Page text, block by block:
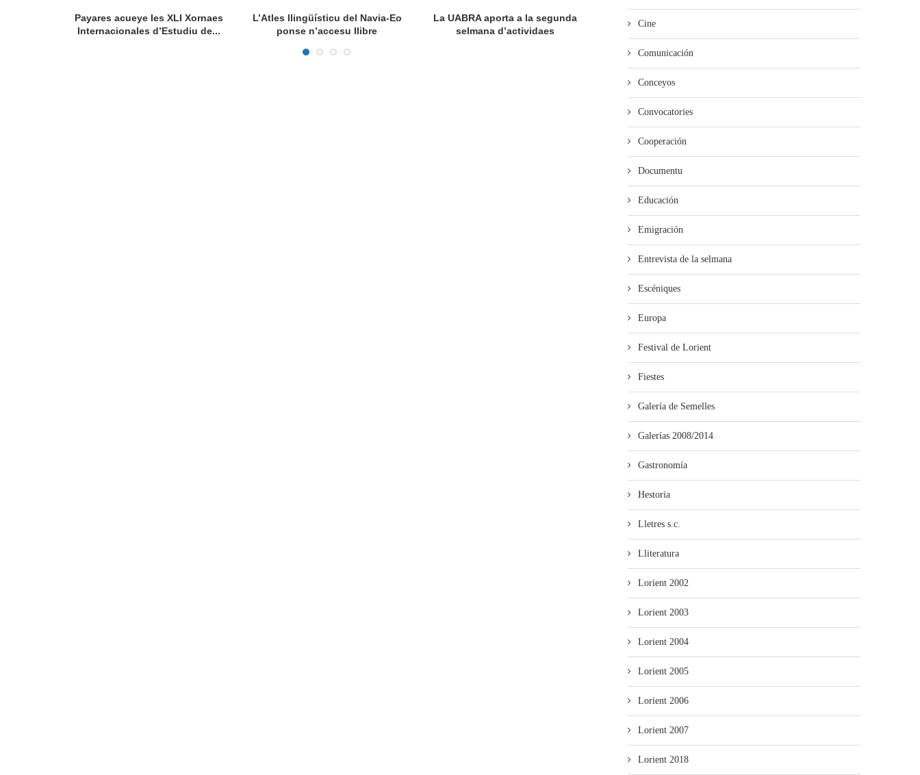
Payares acueye les XLI Xornaes
Internacionales d’Estudiu de...
L’Atles llingüísticu del Navia-Eo
ponse n’accesu llibre
La UABRA aporta a la segunda
selmana d’actividaes
Mieres pon en marcha’l programa
Cine
Comunicación
Conceyos
Convocatories
Cooperación
Documentu
Educación
Emigración
Entrevista de la selmana
Escéniques
Europa
Festival de Lorient
Fiestes
Galería de Semelles
Galerías 2008/2014
Gastronomía
Hestoria
Lletres s.c.
Lliteratura
Lorient 2002
Lorient 2003
Lorient 2004
Lorient 2005
Lorient 2006
Lorient 2007
Lorient 2018